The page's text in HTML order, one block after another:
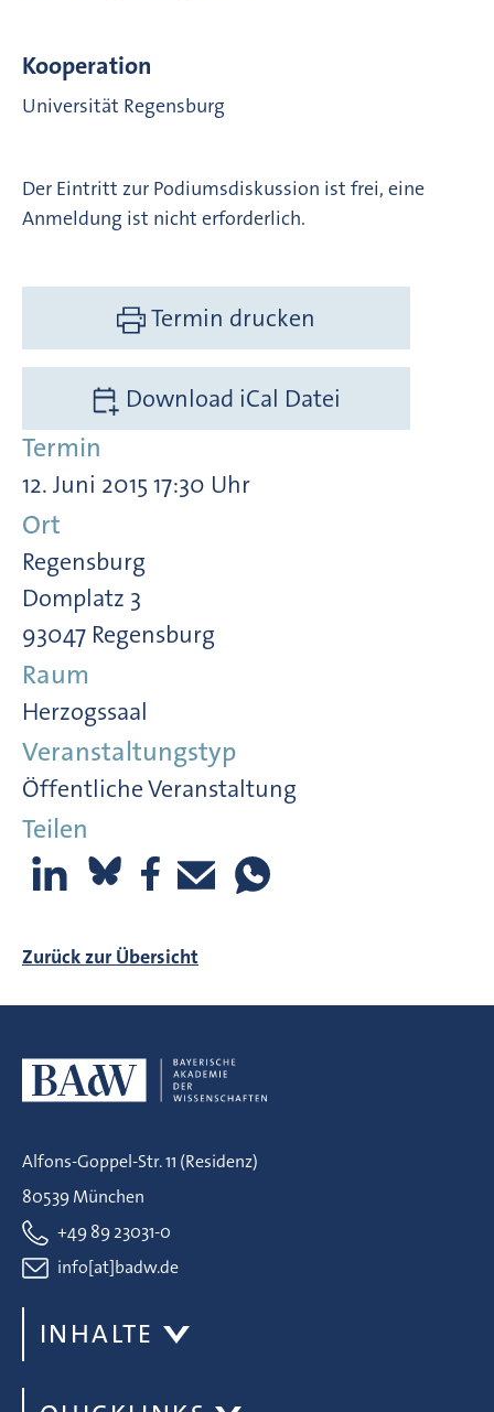
Kooperation
Universität Regensburg
Der Eintritt zur Podiumsdiskussion ist frei, eine
Anmeldung ist nicht erforderlich.
Termin drucken
Download iCal Datei
Termin
12. Juni 2015 17:30 Uhr
Ort
Regensburg
Domplatz 3
93047 Regensburg
Raum
Herzogssaal
Veranstaltungstyp
Öffentliche Veranstaltung
Teilen
Zurück zur Übersicht
Alfons-Goppel-Str. 11 (Residenz)
80539 München
+49 89 23031-0
info[at]badw.de
INHALTE